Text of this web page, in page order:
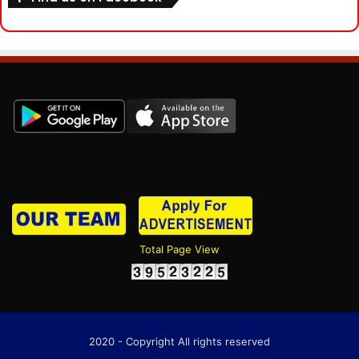
Total Page View
2020 - Copyright All rights reserved